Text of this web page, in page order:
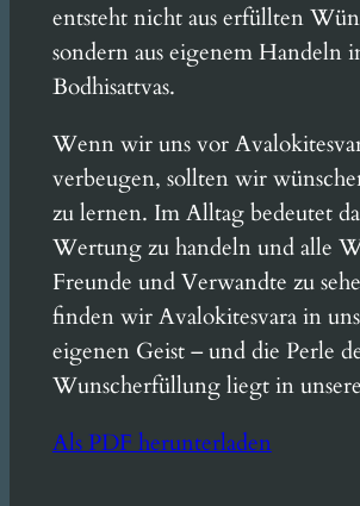
entsteht nicht aus erfüllten
sondern aus eigenem Handeln
Bodhisattvas.
Wenn wir uns vor
verbeugen, sollten wir
zu lernen. Im Alltag bedeutet
Wertung zu handeln und alle
Freunde und Verwandte zu
finden wir Avalokitesvara in
eigenen Geist – und die Perle
Wunscherfüllung liegt in
Als PDF herunterladen